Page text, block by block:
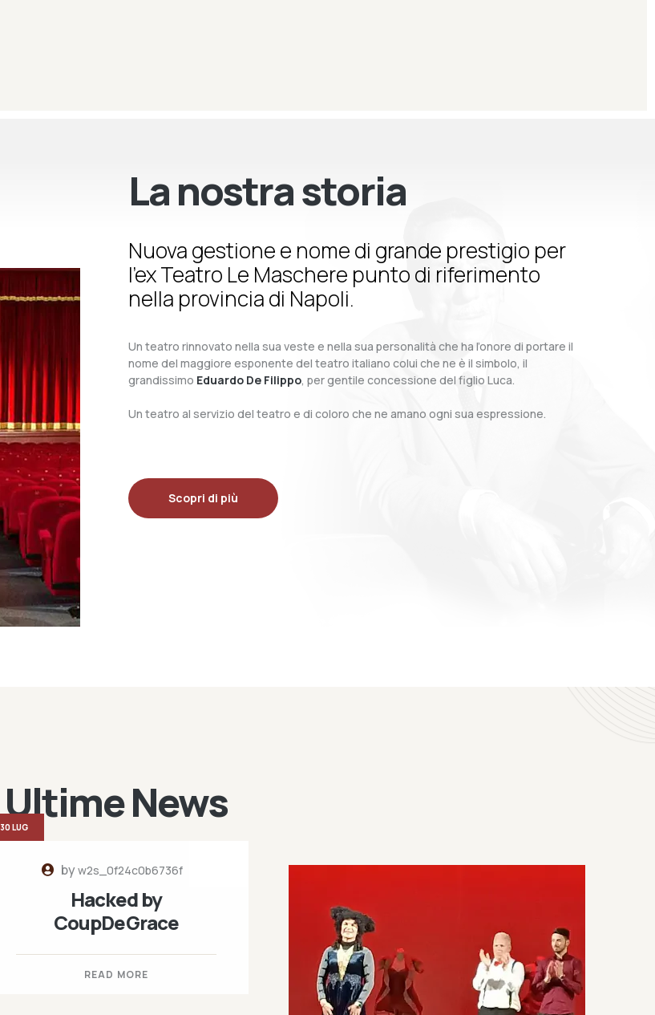
La nostra storia
Nuova gestione e nome di grande prestigio per
l’ex Teatro Le Maschere punto di riferimento
nella provincia di Napoli.
Un teatro rinnovato nella sua veste e nella sua personalità che ha l’onore di portare il
nome del maggiore esponente del teatro italiano colui che ne è il simbolo, il
grandissimo Eduardo De Filippo, per gentile concessione del figlio Luca.
Un teatro al servizio del teatro e di coloro che ne amano ogni sua espressione.
Scopri di più
Ultime News
byw2s_0f24c0b6736f
Hacked by
CoupDeGrace
READ MORE
30 LUG